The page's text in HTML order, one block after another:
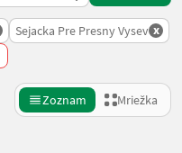
Sejacka Pre Presny Vysev x
Zoznam Mriežka